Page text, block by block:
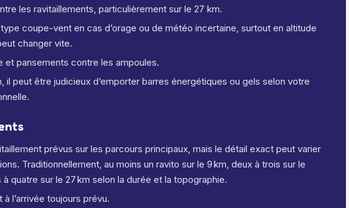
les ravitaillements, particulièrement sur le 27 km.
coupe-vent en cas d’orage ou de météo incertaine, surtout en altitude
changer vite.
et pansements contre les ampoules.
il peut être judicieux d’emporter barres énergétiques ou gels selon votre
prévus sur les parcours principaux, mais le détail exact peut varier
Traditionnellement, au moins un ravito sur le 9 km, deux à trois sur le
à quatre sur le 27 km selon la durée et la topographie.
à l’arrivée toujours prévu.